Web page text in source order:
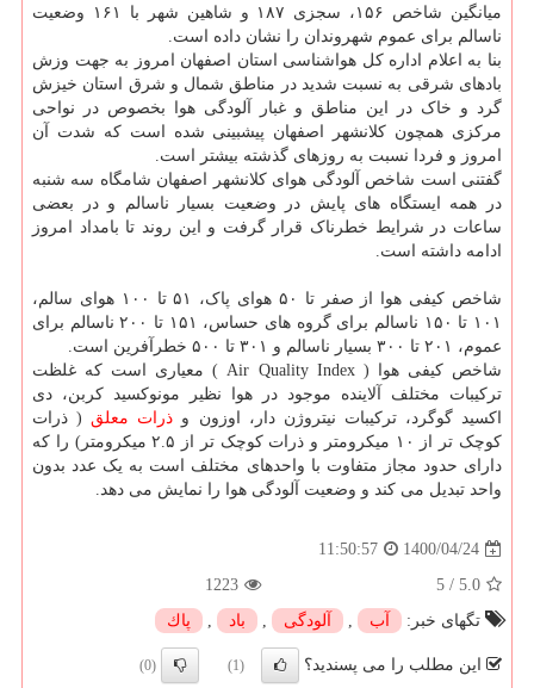
میانگین شاخص ۱۵۶، سجزی ۱۸۷ و شاهین شهر با ۱۶۱ وضعیت
ناسالم برای عموم شهروندان را نشان داده است.
بنا به اعلام اداره کل هواشناسی استان اصفهان امروز به جهت وزش
بادهای شرقی به نسبت شدید در مناطق شمال و شرق استان خیزش
گرد و خاک در این مناطق و غبار آلودگی هوا بخصوص در نواحی
مرکزی همچون کلانشهر اصفهان پیشبینی شده است که شدت آن
امروز و فردا نسبت به روزهای گذشته بیشتر است.
گفتنی است شاخص آلودگی هوای کلانشهر اصفهان شامگاه سه شنبه
در همه ایستگاه های پایش در وضعیت بسیار ناسالم و در بعضی
ساعات در شرایط خطرناک قرار گرفت و این روند تا بامداد امروز
ادامه داشته است.
شاخص کیفی هوا از صفر تا ۵۰ هوای پاک، ۵۱ تا ۱۰۰ هوای سالم،
۱۰۱ تا ۱۵۰ ناسالم برای گروه های حساس، ۱۵۱ تا ۲۰۰ ناسالم برای
عموم، ۲۰۱ تا ۳۰۰ بسیار ناسالم و ۳۰۱ تا ۵۰۰ خطرآفرین است.
شاخص کیفی هوا ( Air Quality Index ) معیاری است که غلظت
ترکیبات مختلف آلاینده موجود در هوا نظیر مونوکسید کربن، دی
اکسید گوگرد، ترکیبات نیتروژن دار، اوزون و ذرات معلق ( ذرات
کوچک تر از ۱۰ میکرومتر و ذرات کوچک تر از ۲.۵ میکرومتر) را که
دارای حدود مجاز متفاوت با واحدهای مختلف است به یک عدد بدون
واحد تبدیل می کند و وضعیت آلودگی هوا را نمایش می دهد.
1400/04/24
11:50:57
5.0
/
5
1223
تگهای خبر:
آب , آلودگی , باد , پاك
این مطلب را می پسندید؟ (1)
(0)